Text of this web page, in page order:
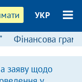
УКР
Фінансова
заяву щодо